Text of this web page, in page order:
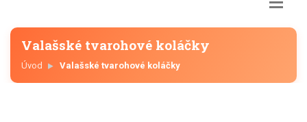
Valašské tvarohové koláčky
Úvod Valašské tvarohové koláčky